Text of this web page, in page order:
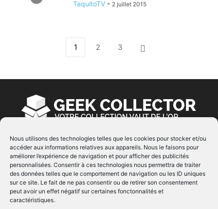
Nous utilisons des technologies telles que les cookies pour stocker et/ou
accéder aux informations relatives aux appareils. Nous le faisons pour
améliorer l’expérience de navigation et pour afficher des publicités
personnalisées. Consentir à ces technologies nous permettra de traiter
des données telles que le comportement de navigation ou les ID uniques
sur ce site. Le fait de ne pas consentir ou de retirer son consentement
peut avoir un effet négatif sur certaines fonctonnalités et
caractéristiques.
TaquitoTV - 2 juillet 2015
1 2 3
À PROPOS
© Copyright 2022 | Produit parEIMAI| Tous Droits
Réservés